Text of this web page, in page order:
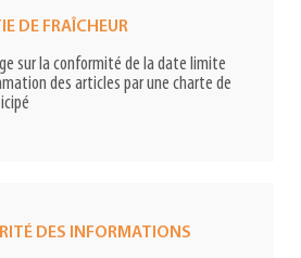
DE FRAÎCHEUR
sur la conformité de la date limite
des articles par une charte de
DES INFORMATIONS